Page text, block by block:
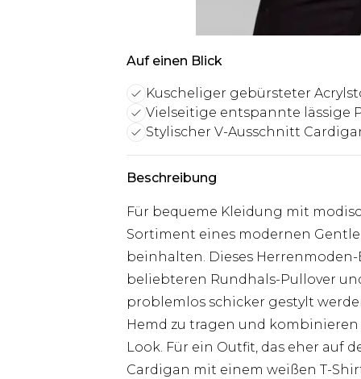
Auf einen Blick
Kuscheliger gebürsteter
Vielseitige entspannte lässige
Stylischer V-Ausschnitt
Beschreibung
Für bequeme Kleidung mit
Sortiment eines modernen
beinhalten. Dieses
beliebteren Rundhals-Pullover
problemlos schicker gestylt
Hemd zu tragen und
Look. Für ein Outfit, das eher auf
Cardigan mit einem weißen T-